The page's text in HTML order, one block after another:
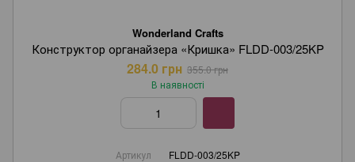
Wonderland Crafts
Конструктор органайзера «Кришка» FLDD-003/25KP
284.0 грн 355.0 грн
В наявності
Артикул
FLDD-003/25KP